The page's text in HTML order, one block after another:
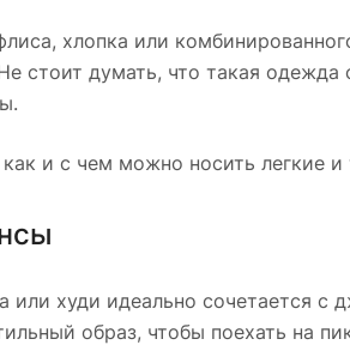
хлопка или
стоит думать, что такая одежда
и с чем можно носить легкие и
или худи идеально сочетается
образ, чтобы поехать на